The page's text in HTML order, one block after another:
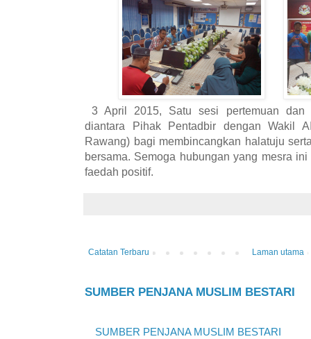
3 April 2015, Satu sesi pertemuan dan
diantara Pihak Pentadbir dengan Wakil
Rawang) bagi membincangkan halatuju
bersama. Semoga hubungan yang mesra
faedah positif.
Catatan Terbaru Laman utama
SUMBER PENJANA MUSLIM BESTARI
SUMBER PENJANA MUSLIM BESTARI